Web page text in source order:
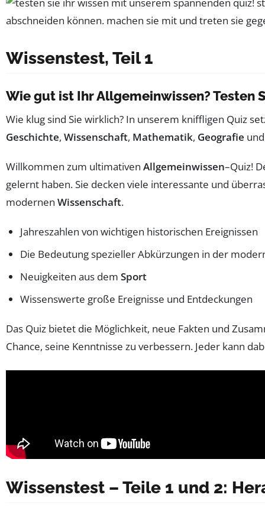
Wissenstest, Teil 1
Wie gut ist Ihr Allgemeinwissen? Testen
Wie klug sind Sie wirklich? In unserem kniffligen Quiz
Geschichte, Wissenschaft, Mathematik, Geografie
Willkommen zum ultimativen Allgemeinwissen–Quiz!
gelernt haben. Sie decken viele interessante und
modernen Wissenschaft.
Jahreszahlen von wichtigen historischen Ereignissen
Die Bedeutung spezieller Abkürzungen in der
Neuigkeiten aus dem Sport
Wissenswerte große Ereignisse und Entdeckungen
Das Quiz bietet die Möglichkeit, neue Fakten und
Chance, seine Kenntnisse zu verbessern. Jeder kann
Wissenstest – Teile 1 und 2: